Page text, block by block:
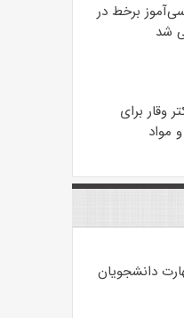
برخط در
شد
وقار برای
مواد
دانشجویان